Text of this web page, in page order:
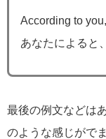
According to
あなたによると
最後の例文などは
のような感じがで